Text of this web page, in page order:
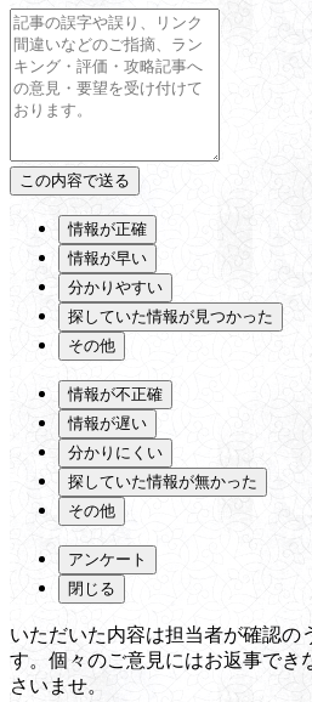
情報が正確
情報が早い
分かりやすい
探していた情報が見つかった
その他
情報が不正確
情報が遅い
分かりにくい
探していた情報が無かった
その他
アンケート
閉じる
いただいた内容は担当者が確認の
す。個々のご意見にはお返事でき
さいませ。